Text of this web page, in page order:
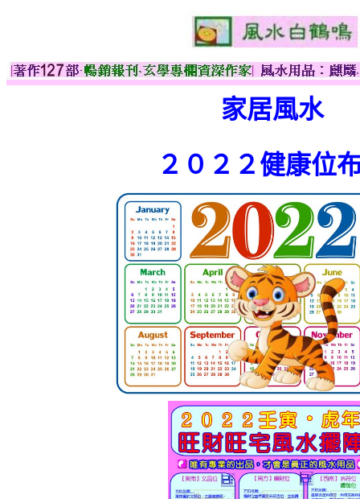
家居風水
２０２２健康位